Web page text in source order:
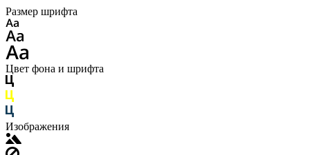
Размер шрифта
Цвет фона и шрифта
Изображения